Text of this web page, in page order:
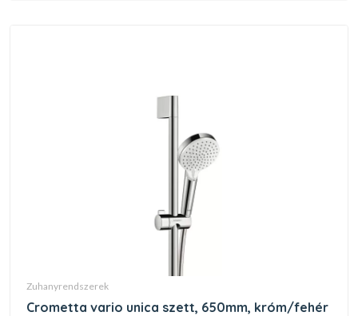
zuhanyrendszerek
crometta vario unica szett, 650mm, króm/fehér